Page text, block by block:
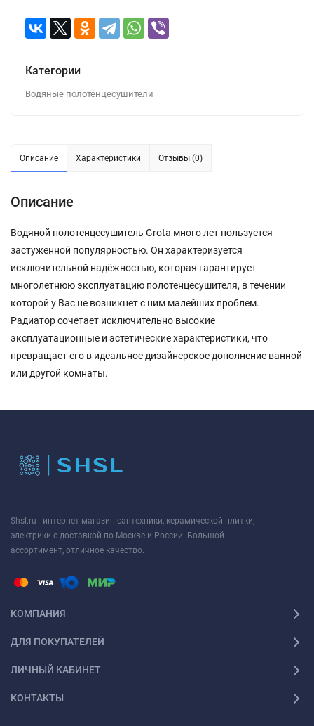
Категории
Водяные полотенцесушители
Описание Характеристики Отзывы (0)
Описание
Водяной полотенцесушитель Grota много лет пользуется
застуженной популярностью. Он характеризуется
исключительной надёжностью, которая гарантирует
многолетнюю эксплуатацию полотенцесушителя, в течении
которой у Вас не возникнет с ним малейших проблем.
Радиатор сочетает исключительно высокие
эксплуатационные и эстетические характеристики, что
превращает его в идеальное дизайнерское дополнение ванной
или другой комнаты.
Shsl.ru - интернет-магазин сантехники, керамической плитки,
электрики с доставкой по Москве и России. Большой
ассортимент, отличное качество.
КОМПАНИЯ
ДЛЯ ПОКУПАТЕЛЕЙ
ЛИЧНЫЙ КАБИНЕТ
КОНТАКТЫ